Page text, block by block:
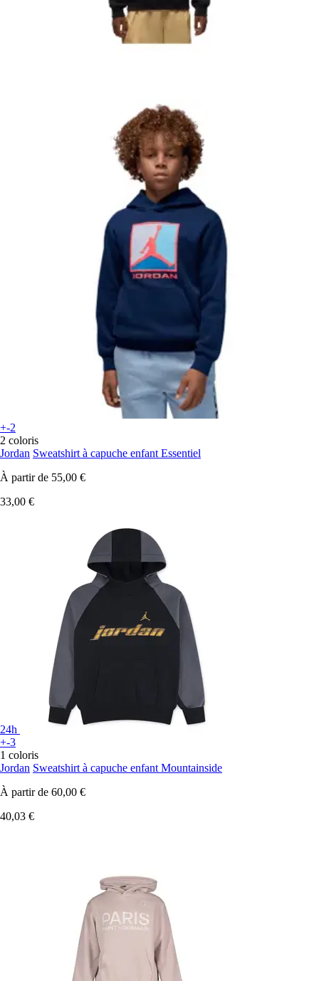
+-2
2 coloris
Jordan Sweatshirt à capuche enfant Essentiel
À partir de 55,00 €
33,00 €
24h
+-3
1 coloris
Jordan Sweatshirt à capuche enfant Mountainside
À partir de 60,00 €
40,03 €